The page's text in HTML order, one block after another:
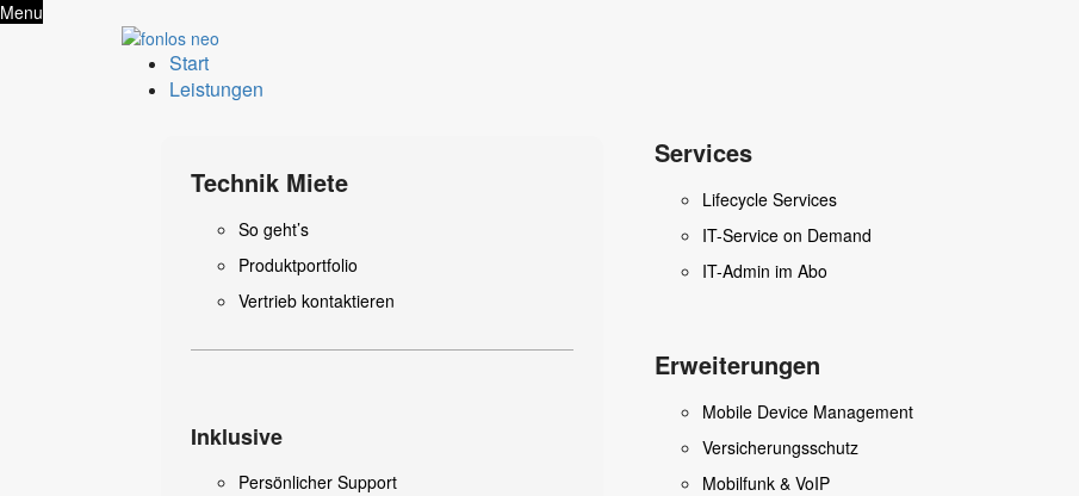
Menu
Start
Leistungen
Technik Miete
So geht’s
Produktportfolio
Vertrieb kontaktieren
Inklusive
Persönlicher Support
Services
Lifecycle Services
IT-Service on Demand
IT-Admin im Abo
Erweiterungen
Mobile Device Management
Versicherungsschutz
Mobilfunk & VoIP